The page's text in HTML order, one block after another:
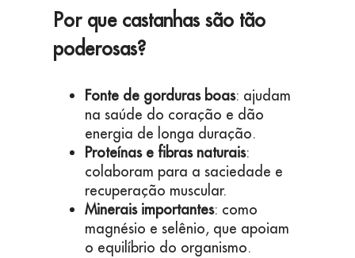
Por que castanhas são tão
poderosas?
Fonte de gorduras boas: ajudam
na saúde do coração e dão
energia de longa duração.
Proteínas e fibras naturais:
colaboram para a saciedade e
recuperação muscular.
Minerais importantes: como
magnésio e selênio, que apoiam
o equilíbrio do organismo.